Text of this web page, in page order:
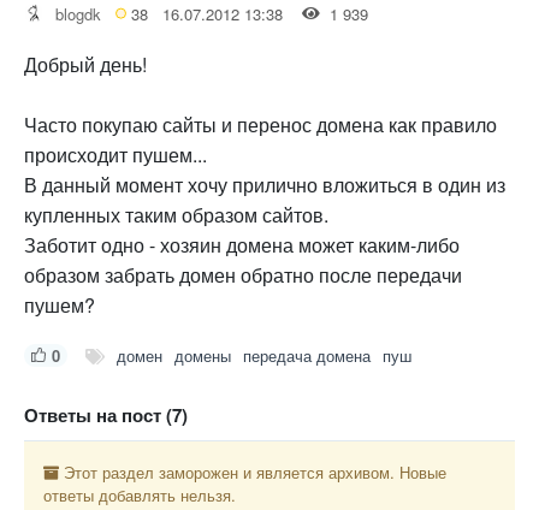
blogdk 38 16.07.2012 13:38 1 939
Добрый день!
Часто покупаю сайты и перенос домена как правило
происходит пушем...
В данный момент хочу прилично вложиться в один из
купленных таким образом сайтов.
Заботит одно - хозяин домена может каким-либо
образом забрать домен обратно после передачи
пушем?
0 домен домены передача домена пуш
Ответы на пост (7)
Этот раздел заморожен и является архивом. Новые
ответы добавлять нельзя.